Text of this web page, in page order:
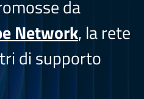
da
Network, la rete
di supporto